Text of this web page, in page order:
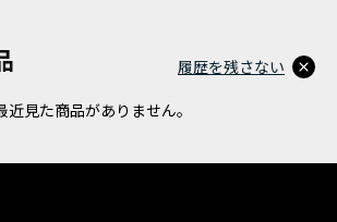
近見た商品がありません。
履歴を残さない